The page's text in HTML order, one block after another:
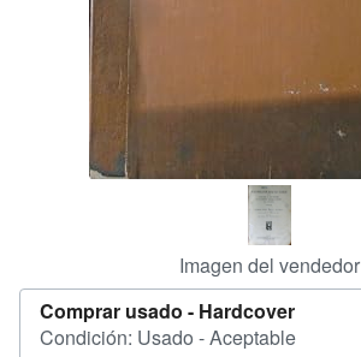
Imagen del vendedor
Comprar usado - Hardcover
Condición: Usado - Aceptable